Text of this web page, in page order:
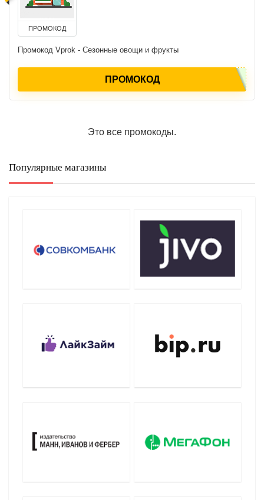
ПРОМОКОД
Промокод Vprok - Сезонные овощи и фрукты
ПРОМОКОД
Это все промокоды.
Популярные магазины